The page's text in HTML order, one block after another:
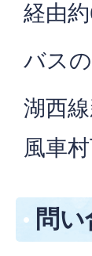
経由
バス
湖西
風車
問